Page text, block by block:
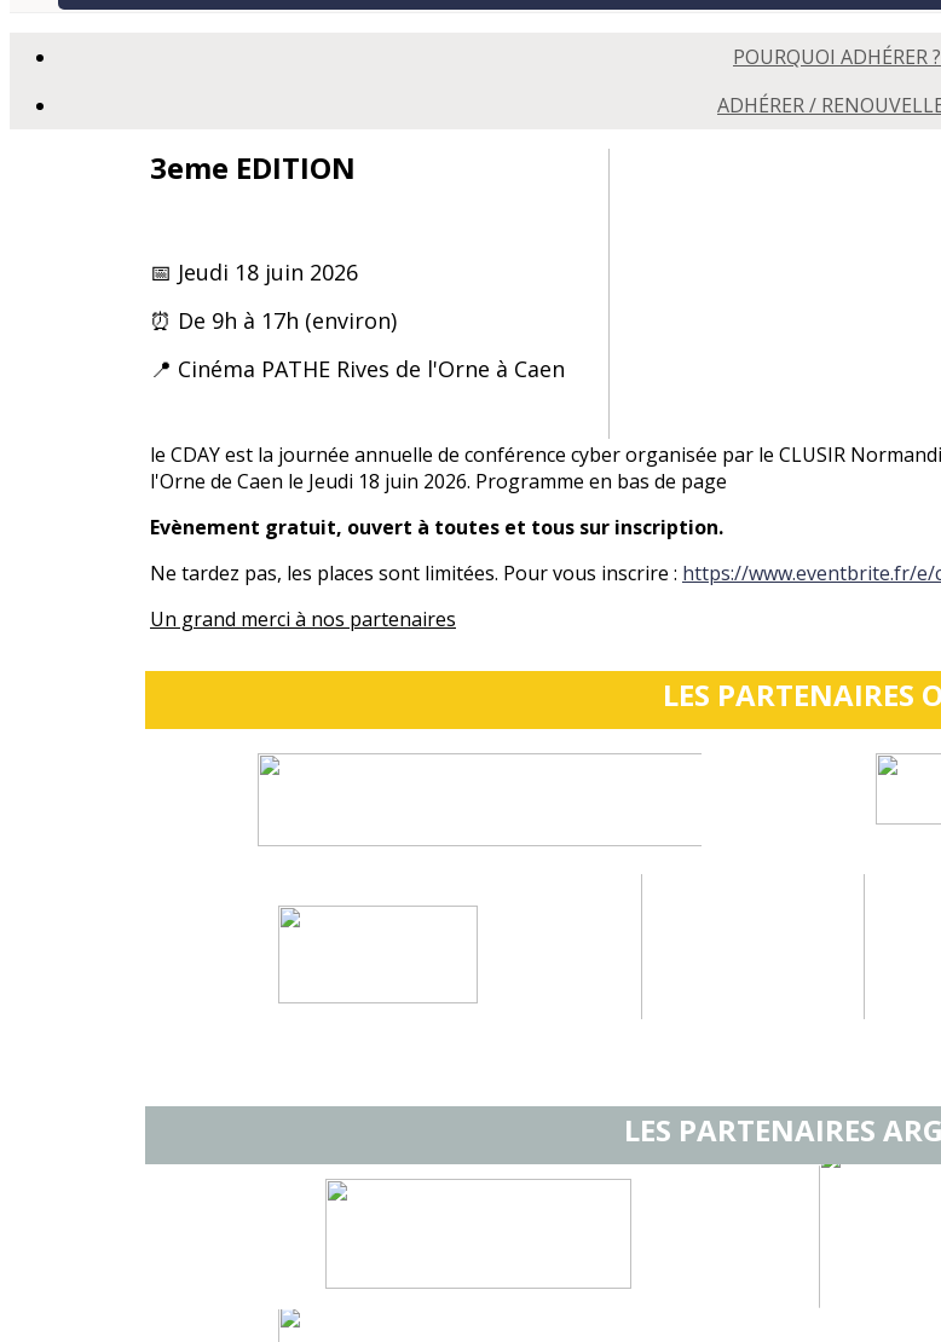
POURQUOI ADHÉRER ?
ADHÉRER /
3eme EDITION
📅 Jeudi 18 juin 2026
⏰ De 9h à 17h (environ)
📍 Cinéma PATHE Rives de l'Orne à Caen
le CDAY est la journée annuelle de conférence cyber organisée par le CLUSIR
l'Orne de Caen le Jeudi 18 juin 2026. Programme en bas de page
Evènement gratuit, ouvert à toutes et tous sur inscription.
Ne tardez pas, les places sont limitées. Pour vous inscrire : https://www.eventbrite.fr/e/
Un grand merci à nos partenaires
LES PARTENAIRES
LES PARTENAIRES